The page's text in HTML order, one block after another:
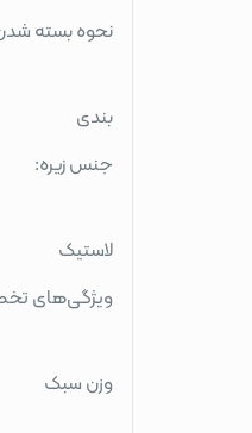
نحوه بسته
بندی
جنس زیره:
لاستیک
ویژگی‌های
وزن سبک